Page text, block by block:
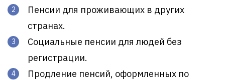
Пенсии для проживающих в других
странах.
Социальные пенсии для людей без
регистрации.
Продление пенсий, оформленных по